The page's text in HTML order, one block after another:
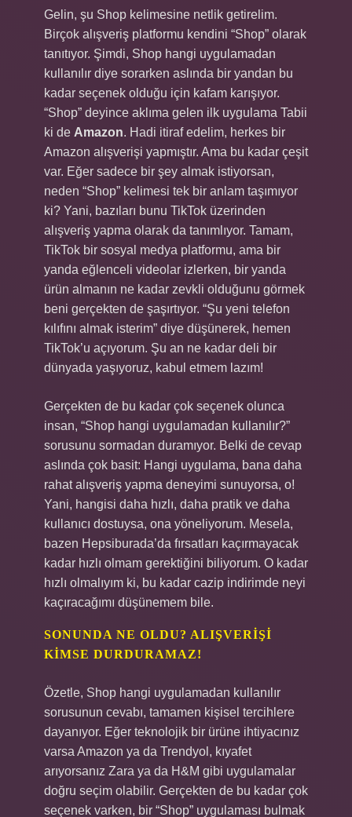
Gelin, şu Shop kelimesine netlik getirelim.
Birçok alışveriş platformu kendini “Shop” olarak
tanıtıyor. Şimdi, Shop hangi uygulamadan
kullanılır diye sorarken aslında bir yandan bu
kadar seçenek olduğu için kafam karışıyor.
“Shop” deyince aklıma gelen ilk uygulama Tabii
ki de Amazon. Hadi itiraf edelim, herkes bir
Amazon alışverişi yapmıştır. Ama bu kadar çeşit
var. Eğer sadece bir şey almak istiyorsan,
neden “Shop” kelimesi tek bir anlam taşımıyor
ki? Yani, bazıları bunu TikTok üzerinden
alışveriş yapma olarak da tanımlıyor. Tamam,
TikTok bir sosyal medya platformu, ama bir
yanda eğlenceli videolar izlerken, bir yanda
ürün almanın ne kadar zevkli olduğunu görmek
beni gerçekten de şaşırtıyor. “Şu yeni telefon
kılıfını almak isterim” diye düşünerek, hemen
TikTok’u açıyorum. Şu an ne kadar deli bir
dünyada yaşıyoruz, kabul etmem lazım!
Gerçekten de bu kadar çok seçenek olunca
insan, “Shop hangi uygulamadan kullanılır?”
sorusunu sormadan duramıyor. Belki de cevap
aslında çok basit: Hangi uygulama, bana daha
rahat alışveriş yapma deneyimi sunuyorsa, o!
Yani, hangisi daha hızlı, daha pratik ve daha
kullanıcı dostuysa, ona yöneliyorum. Mesela,
bazen Hepsiburada’da fırsatları kaçırmayacak
kadar hızlı olmam gerektiğini biliyorum. O kadar
hızlı olmalıyım ki, bu kadar cazip indirimde neyi
kaçıracağımı düşünemem bile.
SONUNDA NE OLDU? ALIŞVERIŞI
KIMSE DURDURAMAZ!
Özetle, Shop hangi uygulamadan kullanılır
sorusunun cevabı, tamamen kişisel tercihlere
dayanıyor. Eğer teknolojik bir ürüne ihtiyacınız
varsa Amazon ya da Trendyol, kıyafet
arıyorsanız Zara ya da H&M gibi uygulamalar
doğru seçim olabilir. Gerçekten de bu kadar çok
seçenek varken, bir “Shop” uygulaması bulmak